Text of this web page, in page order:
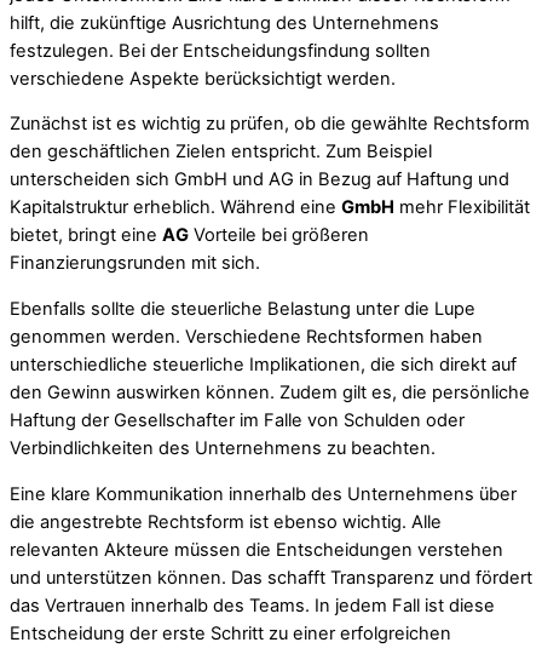
hilft, die zukünftige Ausrichtung des Unternehmens
festzulegen. Bei der Entscheidungsfindung sollten
verschiedene Aspekte berücksichtigt werden.
Zunächst ist es wichtig zu prüfen, ob die gewählte Rechtsform
den geschäftlichen Zielen entspricht. Zum Beispiel
unterscheiden sich GmbH und AG in Bezug auf Haftung und
Kapitalstruktur erheblich. Während eine GmbH mehr Flexibilität
bietet, bringt eine AG Vorteile bei größeren
Finanzierungsrunden mit sich.
Ebenfalls sollte die steuerliche Belastung unter die Lupe
genommen werden. Verschiedene Rechtsformen haben
unterschiedliche steuerliche Implikationen, die sich direkt auf
den Gewinn auswirken können. Zudem gilt es, die persönliche
Haftung der Gesellschafter im Falle von Schulden oder
Verbindlichkeiten des Unternehmens zu beachten.
Eine klare Kommunikation innerhalb des Unternehmens über
die angestrebte Rechtsform ist ebenso wichtig. Alle
relevanten Akteure müssen die Entscheidungen verstehen
und unterstützen können. Das schafft Transparenz und fördert
das Vertrauen innerhalb des Teams. In jedem Fall ist diese
Entscheidung der erste Schritt zu einer erfolgreichen